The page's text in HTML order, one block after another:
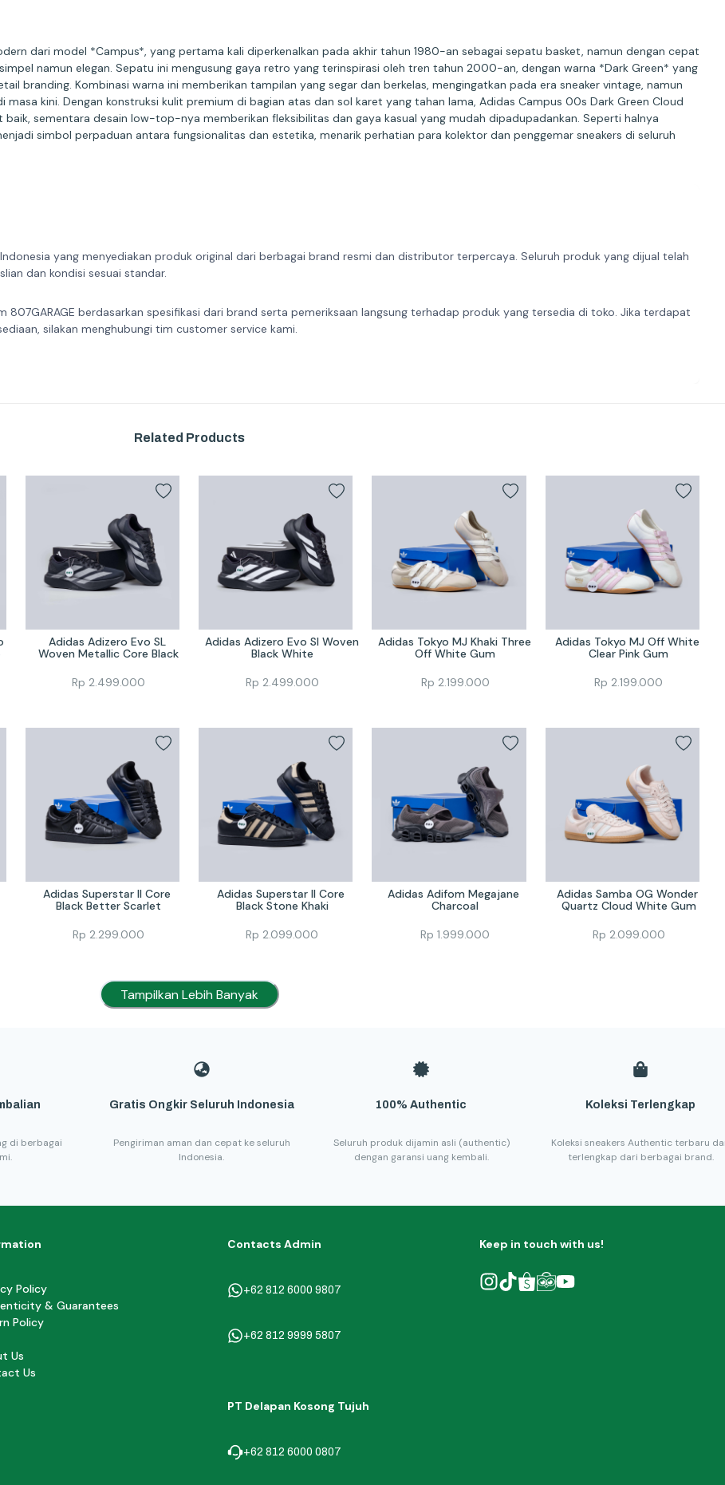
dari model *Campus*, yang pertama kali diperkenalkan pada akhir tahun 1980-an sebagai sepatu basket, namun dengan cepat
namun elegan. Sepatu ini mengusung gaya retro yang terinspirasi oleh tren tahun 2000-an, dengan warna *Dark Green* yang
branding. Kombinasi warna ini memberikan tampilan yang segar dan berkelas, mengingatkan pada era sneaker vintage, namun
kini. Dengan konstruksi kulit premium di bagian atas dan sol karet yang tahan lama, Adidas Campus 00s Dark Green Cloud
sementara desain low-top-nya memberikan fleksibilitas dan gaya kasual yang mudah dipadupadankan. Seperti halnya
simbol perpaduan antara fungsionalitas dan estetika, menarik perhatian para kolektor dan penggemar sneakers di seluruh
yang menyediakan produk original dari berbagai brand resmi dan distributor terpercaya. Seluruh produk yang dijual telah
dan kondisi sesuai standar.
807GARAGE berdasarkan spesifikasi dari brand serta pemeriksaan langsung terhadap produk yang tersedia di toko. Jika terdapat
silakan menghubungi tim customer service kami.
Related Products
Adidas Adizero Evo SL
Woven Metallic Core Black
Rp 2.499.000
Adidas Adizero Evo Sl Woven
Black White
Rp 2.499.000
Adidas Tokyo MJ Khaki Three
Off White Gum
Rp 2.199.000
Adidas Tokyo MJ Off White
Clear Pink Gum
Rp 2.199.000
Adidas Superstar II Core
Black Better Scarlet
Rp 2.299.000
Adidas Superstar II Core
Black Stone Khaki
Rp 2.099.000
Adidas Adifom Megajane
Charcoal
Rp1.999.000
Adidas Samba OG Wonder
Quartz Cloud White Gum
Rp 2.099.000
Tampilkan Lebih Banyak
di berbagai
Gratis Ongkir Seluruh Indonesia
Pengiriman aman dan cepat ke seluruh
Indonesia.
100% Authentic
Seluruh produk dijamin asli (authentic)
dengan garansi uang kembali.
Koleksi Terlengkap
Koleksi sneakers Authentic terbaru
terlengkap dari berbagai brand.
Policy
& Guarantees
Policy
Us
Us
Contacts Admin
+62 812 6000 9807
+62 812 9999 5807
PT Delapan Kosong Tujuh
+62 812 6000 0807
Keep in touch with us!